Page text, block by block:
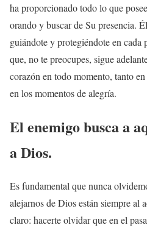
ha proporcionado todo lo que
orando y buscar de Su presencia.
guiándote y protegiéndote en cada
que, no te preocupes, sigue
corazón en todo momento, tanto
en los momentos de alegría.
El enemigo busca a
a Dios.
Es fundamental que nunca
alejarnos de Dios están siempre al
claro: hacerte olvidar que en el